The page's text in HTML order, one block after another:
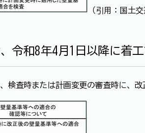
（引用：国土交
令和8年4月1日以降に着
検査時または計画変更の審査時に、